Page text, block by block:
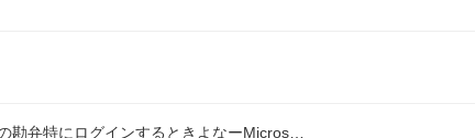
勘弁特にログインするときよなーMicros…